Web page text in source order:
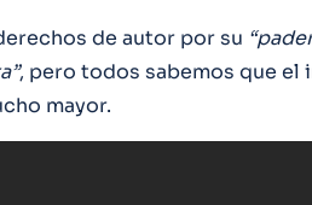
de autor por su
, pero todos sabemos que el
mayor.